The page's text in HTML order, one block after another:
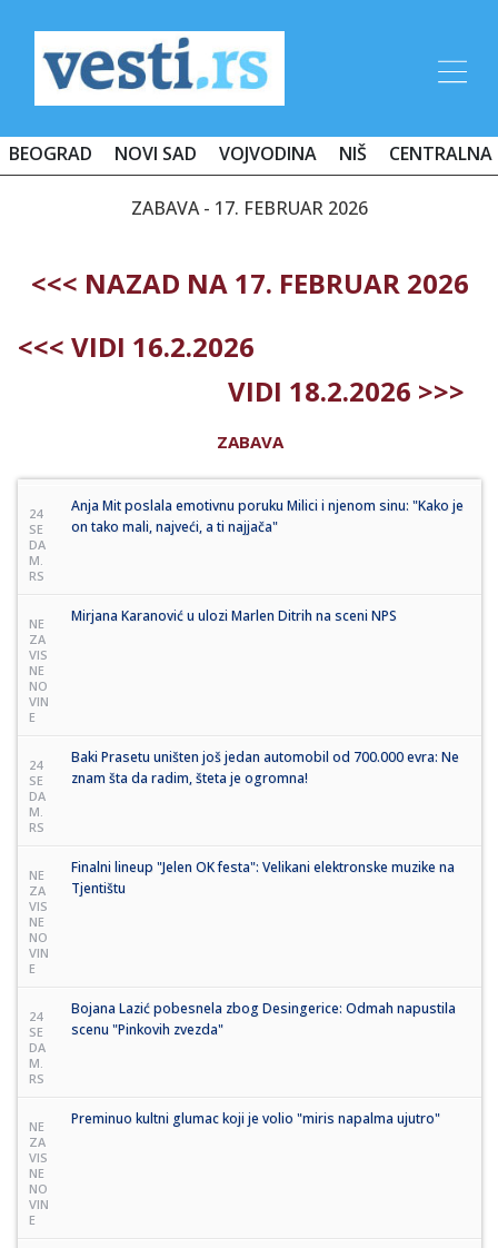
BEOGRAD NOVI SAD VOJVODINA NIŠ CENTRALNA
ZABAVA - 17. FEBRUAR 2026
<<< NAZAD NA 17. FEBRUAR 2026
<<< VIDI 16.2.2026
VIDI 18.2.2026 >>>
ZABAVA
24
SE
DA
M.
RS
Anja Mit poslala emotivnu poruku Milici i njenom sinu: "Kako je
on tako mali, najveći, a ti najjača"
NE
ZA
VIS
NE
NO
VIN
E
Mirjana Karanović u ulozi Marlen Ditrih na sceni NPS
24
SE
DA
M.
RS
Baki Prasetu uništen još jedan automobil od 700.000 evra: Ne
znam šta da radim, šteta je ogromna!
NE
ZA
VIS
NE
NO
VIN
E
Finalni lineup "Jelen OK festa": Velikani elektronske muzike na
Tjentištu
24
SE
DA
M.
RS
Bojana Lazić pobesnela zbog Desingerice: Odmah napustila
scenu "Pinkovih zvezda"
NE
ZA
VIS
NE
NO
VIN
E
Preminuo kultni glumac koji je volio "miris napalma ujutro"